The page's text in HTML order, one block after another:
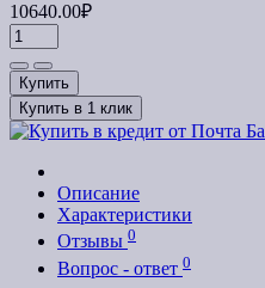
10640.00₽
Купить
Купить в 1 клик
Описание
Характеристики
Отзывы 0
Вопрос - ответ 0